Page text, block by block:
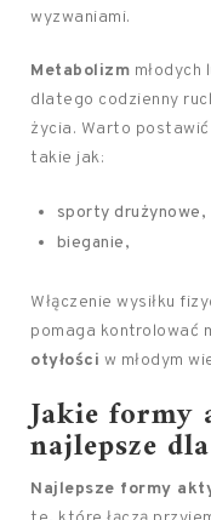
wyzwaniami.
Metabolizm
dlatego codzienny
życia. Warto
takie jak:
sporty drużynowe,
bieganie,
Włączenie wysiłku
pomaga kontrolować
otyłości w młodym
Jakie formy
najlepsze
Najlepsze formy